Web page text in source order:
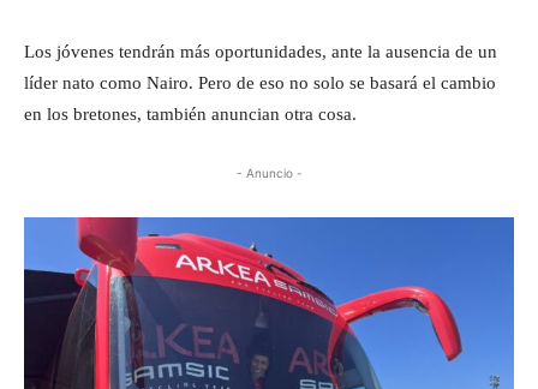
Los jóvenes tendrán más oportunidades, ante la ausencia de un
líder nato como Nairo. Pero de eso no solo se basará el cambio
en los bretones, también anuncian otra cosa.
- Anuncio -